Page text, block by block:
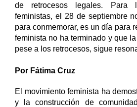
de retrocesos legales. Para
feministas, el 28 de septiembre
para conmemorar, es un día para
feminista no ha terminado y que
pese a los retrocesos, sigue
Por Fátima Cruz
El movimiento feminista ha
y la construcción de